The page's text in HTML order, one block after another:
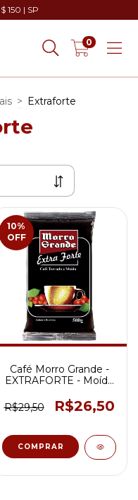
150 | SP
0
> Extraforte
10%
OFF
Café Morro Grande -
EXTRAFORTE - Moído
R$29,50
R$26,50